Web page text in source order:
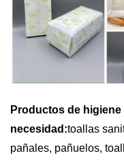
Productos de
necesidad:toallas
pañales, pañuelos,